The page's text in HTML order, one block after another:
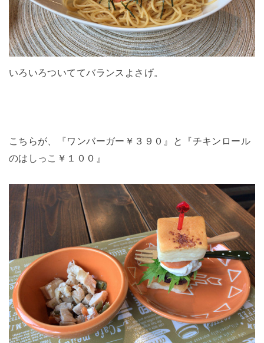
いろいろついててバランスよさげ。
こちらが、『ワンバーガー￥３９０』と『チキンロール
のはしっこ￥１００』